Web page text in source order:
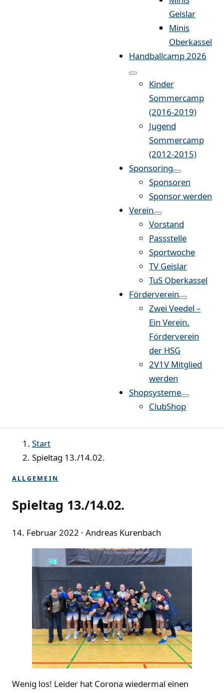
Geislar
Minis
Oberkassel
Handballcamp 2026
Kinder
Sommercamp
(2016-2019)
Jugend
Sommercamp
(2012-2015)
Sponsoring
Sponsoren
Sponsor werden
Verein
Vorstand
Passstelle
Sportwoche
TV Geislar
TuS Oberkassel
Förderverein
Zwei Veedel –
Ein Verein.
Förderverein
der HSG
2V1V Mitglied
werden
Shopsysteme
ClubShop
Start
Spieltag 13./14.02.
ALLGEMEIN
Spieltag 13./14.02.
14. Februar 2022 · Andreas Kurenbach
Wenig los! Leider hat Corona wiedermal einen